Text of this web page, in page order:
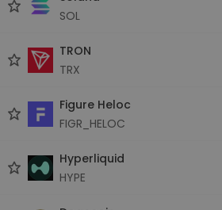
SOL
TRON
TRX
Figure Heloc
FIGR_HELOC
Hyperliquid
HYPE